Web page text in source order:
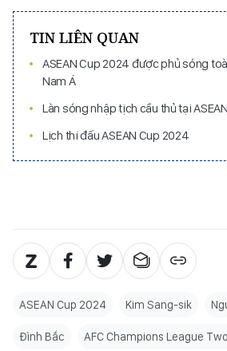
TIN LIÊN QUAN
ASEAN Cup 2024 được phủ sóng
Nam Á
Làn sóng nhập tịch cầu thủ tại
Lịch thi đấu ASEAN Cup 2024
ASEAN Cup 2024 Kim Sang-sik
Đình Bắc AFC Champions League